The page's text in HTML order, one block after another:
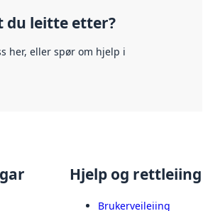
du leitte etter?
her, eller spør om hjelp i
Hjelp og rettleiing
Brukerveileiing